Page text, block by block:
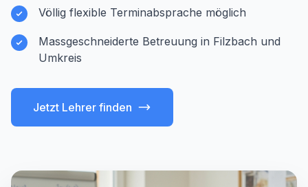
Völlig flexible Terminabsprache möglich
Massgeschneiderte Betreuung in Filzbach und
Umkreis
Jetzt Lehrer finden